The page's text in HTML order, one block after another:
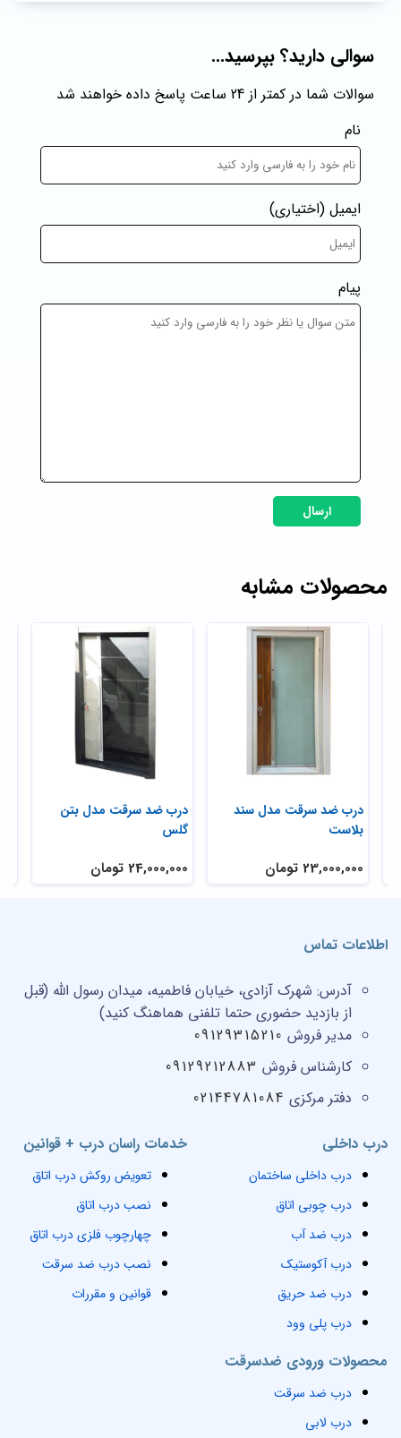
سوالی دارید؟ بپرسید...
سوالات شما در کمتر از 24 ساعت پاسخ داده خواهند شد
نام
ایمیل (اختیاری)
پیام
ارسال
محصولات مشابه
درب ضد سرقت مدل بتن
گلس
24,000,000 تومان
درب ضد سرقت مدل سند
بلاست
23,000,000 تومان
خدمات راسان درب + قوانین
تعویض روکش درب اتاق
نصب درب اتاق
چهارچوب فلزی درب اتاق
نصب درب ضد سرقت
قوانین و مقررات
محصولات ورودی ضدسرقت
درب ضد سرقت
درب لابی
درب داخلی
درب داخلی ساختمان
درب چوبی اتاق
درب ضد آب
درب آکوستیک
درب ضد حریق
درب پلی وود
اطلاعات تماس
آدرس: شهرک آزادی، خیابان فاطمیه، میدان رسول الله (قبل
از بازدید حضوری حتما تلفنی هماهنگ کنید)
مدیر فروش 09129315210
کارشناس فروش 09129212883
دفتر مرکزی 02144781084